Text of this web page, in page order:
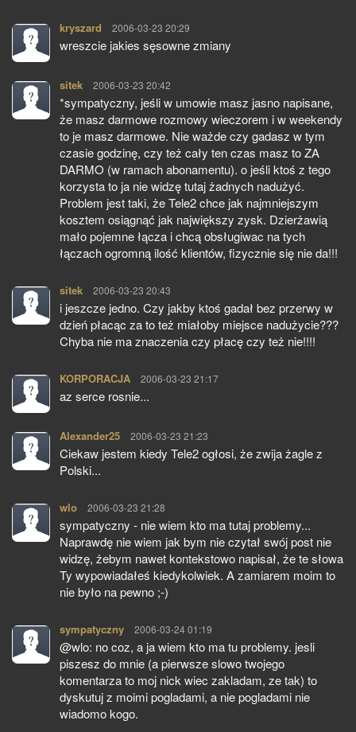
kryszard pisze:
2006-03-23 20:29
wreszcie jakies sęsowne zmiany
sitek pisze:
2006-03-23 20:42
*sympatyczny, jeśli w umowie masz jasno napisane,
że masz darmowe rozmowy wieczorem i w weekendy
to je masz darmowe. Nie ważde czy gadasz w tym
czasie godzinę, czy też cały ten czas masz to ZA
DARMO (w ramach abonamentu). o jeśli ktoś z tego
korzysta to ja nie widzę tutaj żadnych nadużyć.
Problem jest taki, że Tele2 chce jak najmniejszym
kosztem osiągnąć jak największy zysk. Dzierżawią
mało pojemne łącza i chcą obsługiwac na tych
łączach ogromną ilość klientów, fizycznie się nie da!!!
sitek pisze:
2006-03-23 20:43
i jeszcze jedno. Czy jakby ktoś gadał bez przerwy w
dzień płacąc za to też miałoby miejsce nadużycie???
Chyba nie ma znaczenia czy płacę czy też nie!!!!
KORPORACJA pisze:
2006-03-23 21:17
az serce rosnie...
Alexander25 pisze:
2006-03-23 21:23
Ciekaw jestem kiedy Tele2 ogłosi, że zwija żagle z
Polski...
wlo pisze:
2006-03-23 21:28
sympatyczny - nie wiem kto ma tutaj problemy...
Naprawdę nie wiem jak bym nie czytał swój post nie
widzę, żebym nawet kontekstowo napisał, że te słowa
Ty wypowiadałeś kiedykolwiek. A zamiarem moim to
nie było na pewno ;-)
sympatyczny pisze:
2006-03-24 01:19
@wlo: no coz, a ja wiem kto ma tu problemy. jesli
piszesz do mnie (a pierwsze slowo twojego
komentarza to moj nick wiec zakladam, ze tak) to
dyskutuj z moimi pogladami, a nie pogladami nie
wiadomo kogo.